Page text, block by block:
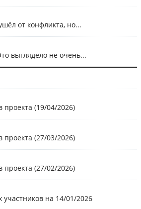
от конфликта, но...
выглядело не очень...
проекта (19/04/2026)
проекта (27/03/2026)
проекта (27/02/2026)
на 14/01/2026